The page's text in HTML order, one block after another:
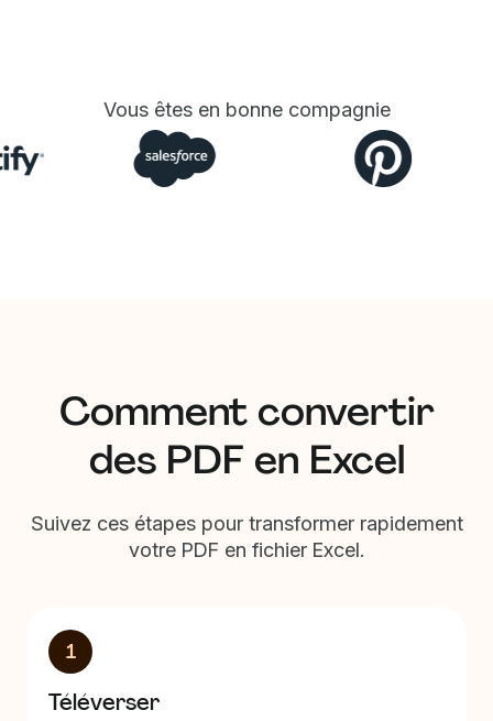
Vous êtes en bonne compagnie
Comment convertir
des PDF en Excel
Suivez ces étapes pour transformer rapidement
votre PDF en fichier Excel.
1
Téléverser